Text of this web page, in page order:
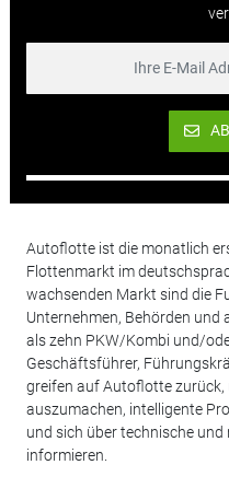
Autoflotte ist die monatlich
Flottenmarkt im
wachsenden Markt sind die
Unternehmen, Behörden und
als zehn PKW/Kombi und/
Geschäftsführer,
greifen auf Autoflotte
auszumachen, intelligente
und sich über technische
informieren.